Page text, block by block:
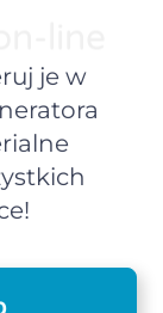
je w